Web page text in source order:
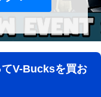
V-Bucksを買お